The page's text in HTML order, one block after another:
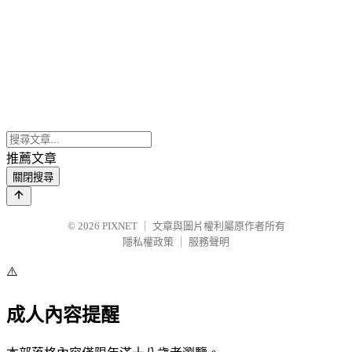
推薦文章
關閉搜尋
© 2026 PIXNET
文章與圖片權利屬原作者所有
隱私權政策
服務聲明
⚠️
成人內容提醒